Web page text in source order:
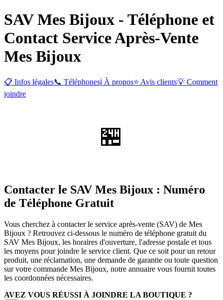
SAV Mes Bijoux - Téléphone et
Contact Service Après-Vente
Mes Bijoux
📋 Infos légales📞 Téléphonesℹ️ À propos⭐ Avis clients💡 Comment
joindre
🏪
Contacter le SAV Mes Bijoux : Numéro
de Téléphone Gratuit
Vous cherchez à contacter le service après-vente (SAV) de Mes
Bijoux ? Retrouvez ci-dessous le numéro de téléphone gratuit du
SAV Mes Bijoux, les horaires d'ouverture, l'adresse postale et tous
les moyens pour joindre le service client. Que ce soit pour un retour
produit, une réclamation, une demande de garantie ou toute question
sur votre commande Mes Bijoux, notre annuaire vous fournit toutes
les coordonnées nécessaires.
AVEZ VOUS RÉUSSI À JOINDRE LA BOUTIQUE ?